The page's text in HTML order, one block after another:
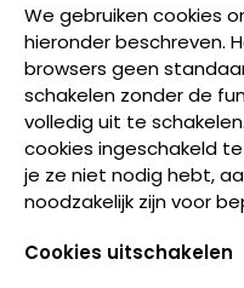
We gebruiken cookies
hieronder beschreven.
browsers geen
schakelen zonder de
volledig uit te
cookies ingeschakeld
je ze niet nodig hebt,
noodzakelijk zijn voor
Cookies uitschakelen